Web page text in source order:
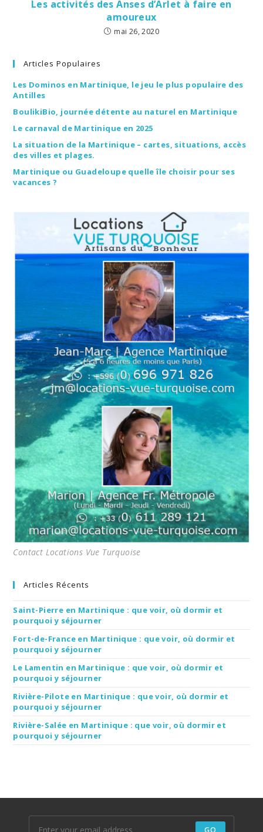
Les activités des Anses d’Arlet à faire en
amoureux
mai 26, 2020
Articles Populaires
Les Dominos en Martinique, le jeu le plus populaire des
Antilles
BoulikiBio, journée détente au naturel en Martinique
Le carnaval de Martinique en 2025
La situation de la Martinique – cartes, situations, accès
des villes et plages.
Martinique ou Guadeloupe quelle île choisir pour ses
vacances ?
Contact Locations Vue Turquoise
Articles Récents
Saint-Pierre en Martinique : que voir, où dormir et
pourquoi y séjourner
Fort-de-France en Martinique : que voir, où dormir et
pourquoi y séjourner
Le Lamentin en Martinique : que voir, où dormir et
pourquoi y séjourner
Rivière-Pilote en Martinique : que voir, où dormir et
pourquoi y séjourner
Rivière-Salée en Martinique : que voir, où dormir et
pourquoi y séjourner
GO